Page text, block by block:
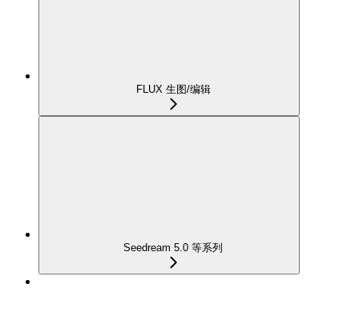
FLUX 生图/编辑
Seedream 5.0 等系列